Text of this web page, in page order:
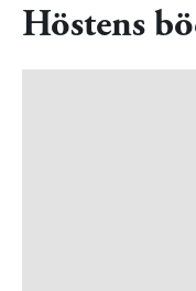
Höstens